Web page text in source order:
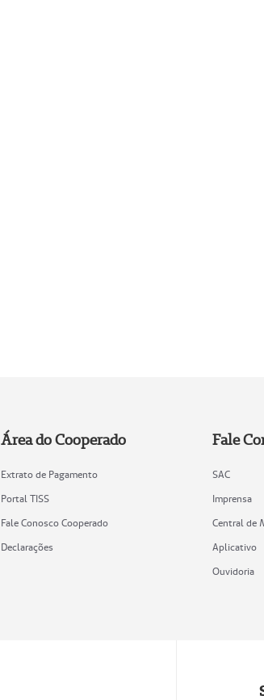
Área do Cooperado
Extrato de Pagamento
Portal TISS
Fale Conosco Cooperado
Declarações
Fale
SAC
Imprensa
Central de
Aplicativo
Ouvidoria